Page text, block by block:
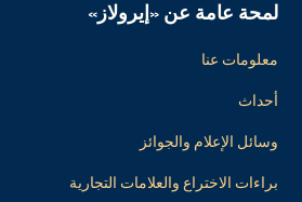
لمحة عامة عن «إيرولاز»
معلومات عنا
أحداث
وسائل الإعلام والجوائز
براءات الاختراع والعلامات التجارية